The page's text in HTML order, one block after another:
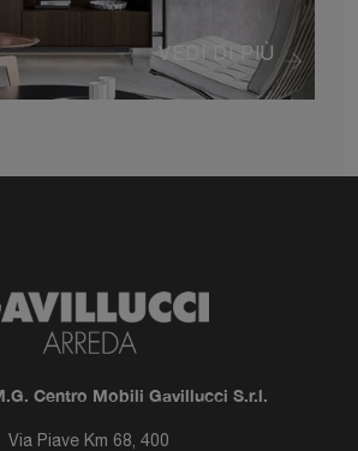
VEDI DI PIÙ
Centro Mobili Gavillucci S.r.l.
Via Piave Km 68, 400